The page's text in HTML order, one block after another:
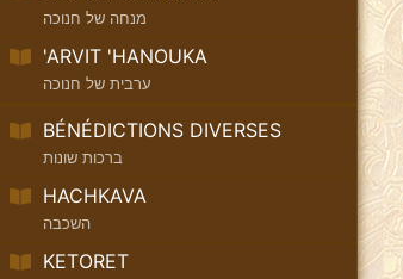
מנחה של חנוכה
'ARVIT 'HANOUKA
ערבית של חנוכה
BÉNÉDICTIONS DIVERSES
ברכות שונות
HACHKAVA
השכבה
KETORET